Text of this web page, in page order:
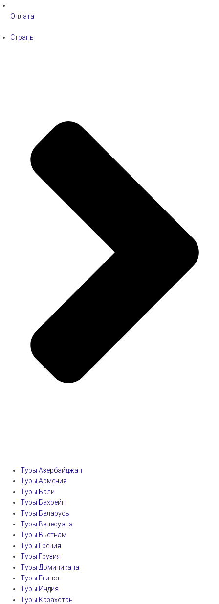
Оплата
Страны
Туры Азербайджан
Туры Армения
Туры Бали
Туры Бахрейн
Туры Беларусь
Туры Венесуэла
Туры Вьетнам
Туры Греция
Туры Грузия
Туры Доминикана
Туры Египет
Туры Индия
Туры Казахстан